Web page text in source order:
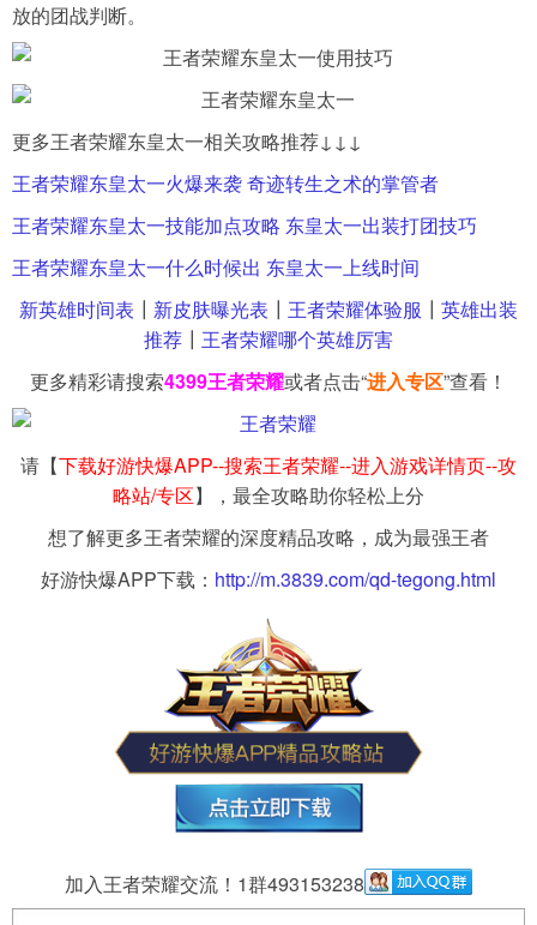
放的团战判断。
更多王者荣耀东皇太一相关攻略推荐↓↓↓
王者荣耀东皇太一火爆来袭 奇迹转生之术的掌管者
王者荣耀东皇太一技能加点攻略 东皇太一出装打团技巧
王者荣耀东皇太一什么时候出 东皇太一上线时间
新英雄时间表 ┃ 新皮肤曝光表 ┃ 王者荣耀体验服 ┃ 英雄出装
推荐 ┃ 王者荣耀哪个英雄厉害
更多精彩请搜索4399王者荣耀或者点击“进入专区”查看！
请【下载好游快爆APP--搜索王者荣耀--进入游戏详情页--攻
略站/专区】，最全攻略助你轻松上分
想了解更多王者荣耀的深度精品攻略，成为最强王者
好游快爆APP下载： http://m.3839.com/qd-tegong.html
加入王者荣耀交流！1群493153238